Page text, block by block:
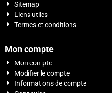
Sitemap
Liens utiles
Termes et conditions
Mon compte
Mon compte
Modifier le compte
Informations de compte